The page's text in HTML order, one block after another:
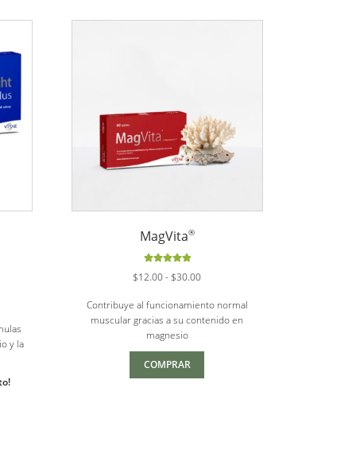
y la
MagVita®
5.00
$12.00- $30.00Rango
precios:
desde
hasta
Contribuye al funcionamiento normal
muscular gracias a su contenido en
magnesio
COMPRAR